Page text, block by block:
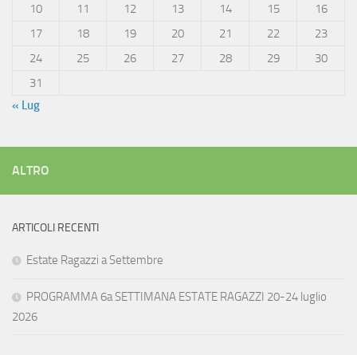
10
11 12 13 14 15
16
17
18 19 20 21 22
23
24
25 26 27 28 29
30
31
« Lug
ALTRO
ARTICOLI RECENTI
Estate Ragazzi a Settembre
PROGRAMMA 6a SETTIMANA ESTATE RAGAZZI 20-24 luglio
2026